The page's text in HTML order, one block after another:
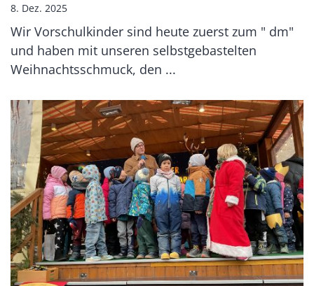
8. Dez. 2025
Wir Vorschulkinder sind heute zuerst zum " dm"
und haben mit unseren selbstgebastelten
Weihnachtsschmuck, den ...